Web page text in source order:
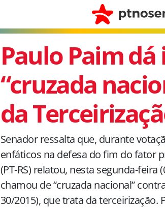
Paulo Paim dá
“cruzada
da
Senador ressalta que, durante
enfáticos na defesa do fim do fator
(PT-RS) relatou, nesta segunda-
chamou de “cruzada nacional”
30/2015), que trata da terceirização.